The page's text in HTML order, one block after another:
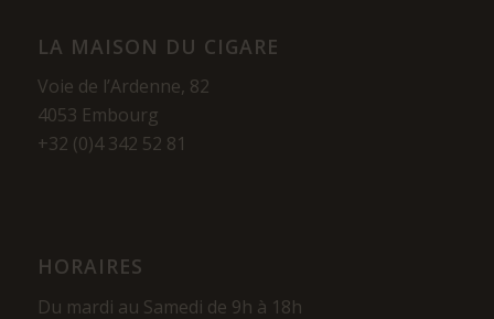
LA MAISON DU CIGARE
Voie de l’Ardenne, 82
4053 Embourg
+32 (0)4 342 52 81
HORAIRES
Du mardi au Samedi de 9h à 18h